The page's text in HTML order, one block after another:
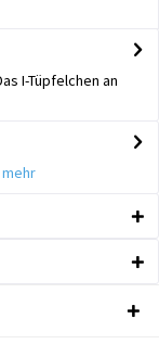
I-Tüpfelchen an
mehr